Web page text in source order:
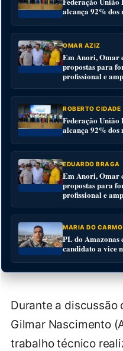
alcança 92% dos
OMAR AZIZ
Em Anori, Omar
propostas para
profissional e
ROBERTO CIDADE
Federação União
alcança 92% dos
EDUARDO BRAGA
Em Anori, Omar
propostas para
profissional e
MARIA DO CARMO
PL do Amazonas
candidato a vice
Durante a discussão
Gilmar Nascimento
trabalho técnico